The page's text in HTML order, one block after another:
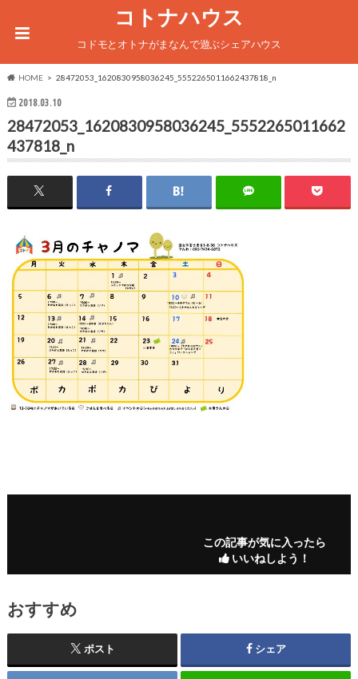
コトナハウス
コドモとオトナがまなんで遊ぶシェアハウス
HOME 28472053_1620830958036245_5552265011662437818_n
2018.03.10
28472053_1620830958036245_5552265011662
437818_n
この記事が気に入ったら
いいねしよう！
おすすめ
ポスト シェア